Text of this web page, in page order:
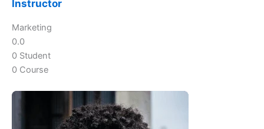
Instructor
Marketing
0.0
0 Student
0 Course